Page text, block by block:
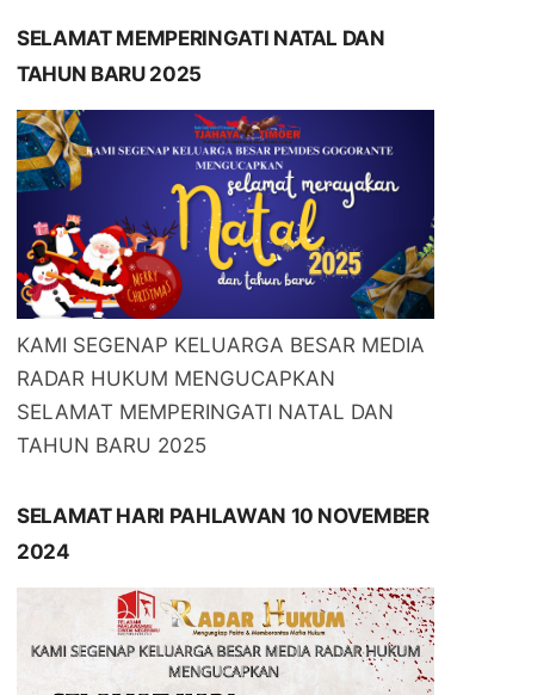
SELAMAT MEMPERINGATI NATAL DAN
TAHUN BARU 2025
KAMI SEGENAP KELUARGA BESAR MEDIA
RADAR HUKUM MENGUCAPKAN
SELAMAT MEMPERINGATI NATAL DAN
TAHUN BARU 2025
SELAMAT HARI PAHLAWAN 10 NOVEMBER
2024